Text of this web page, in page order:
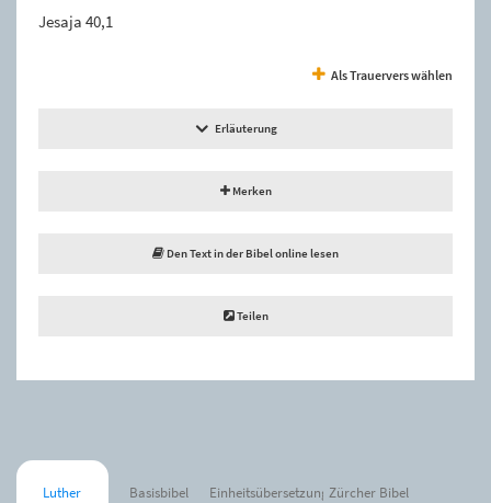
Jesaja 40,1
Als Trauervers wählen
Erläuterung
Merken
Den Text in der Bibel online lesen
Teilen
Luther Basisbibel Einheitsübersetzung Zürcher Bibel